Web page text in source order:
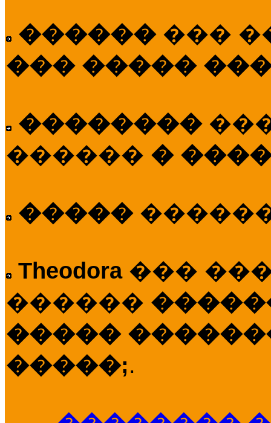
������ ���
��� �����
��������
������ �
�����
Theodora ���
������
�����
�����;.